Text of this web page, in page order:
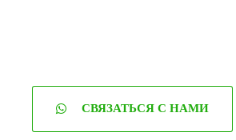
СВЯЗАТЬСЯ С НАМИ